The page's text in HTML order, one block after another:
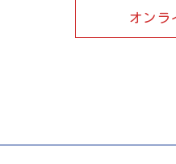
オンラ